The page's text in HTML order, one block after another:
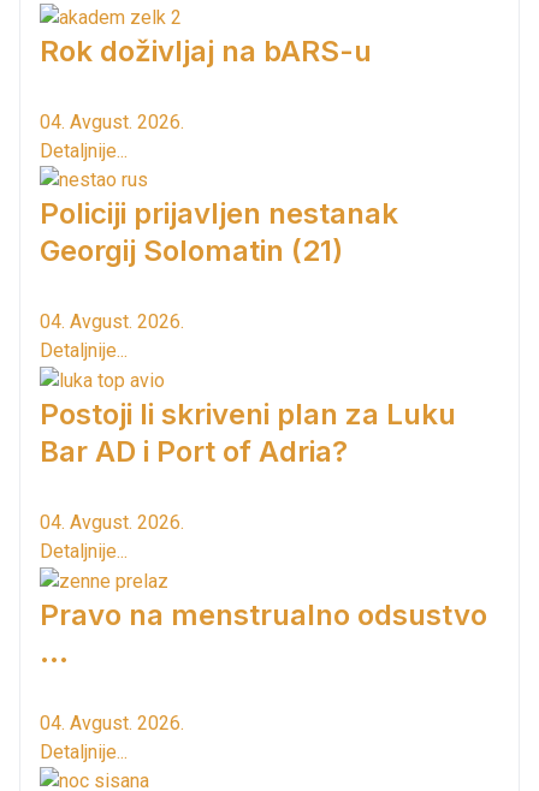
Rok doživljaj na bARS-u
04. Avgust. 2026.
Detaljnije...
Policiji prijavljen nestanak
Georgij Solomatin (21)
04. Avgust. 2026.
Detaljnije...
Postoji li skriveni plan za Luku
Bar AD i Port of Adria?
04. Avgust. 2026.
Detaljnije...
Pravo na menstrualno odsustvo
...
04. Avgust. 2026.
Detaljnije...